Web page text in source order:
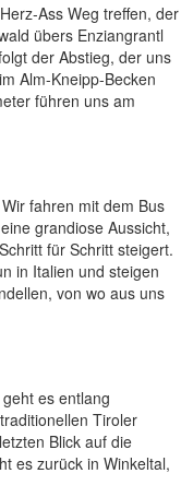
Ass Weg treffen, der
übers Enziangrantl
der Abstieg, der uns
Alm-Kneipp-Becken
führen uns am
fahren mit dem Bus
grandiose Aussicht,
für Schritt steigert.
in Italien und steigen
von wo aus uns
es entlang
Tiroler
Blick auf die
es zurück in Winkeltal,